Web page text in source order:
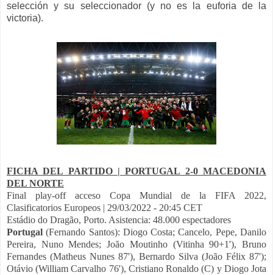
selección y su seleccionador (y no es la euforia de la
victoria).
FICHA DEL PARTIDO | PORTUGAL 2-0 MACEDONIA
DEL NORTE
Final play-off acceso Copa Mundial de la FIFA 2022,
Clasificatorios Europeos | 29/03/2022 - 20:45 CET
Estádio do Dragão, Porto. Asistencia: 48.000 espectadores
Portugal(Fernando Santos): Diogo Costa; Cancelo, Pepe, Danilo
Pereira, Nuno Mendes; João Moutinho (Vitinha 90+1'), Bruno
Fernandes (Matheus Nunes 87'), Bernardo Silva (João Félix 87');
Otávio (William Carvalho 76'), Cristiano Ronaldo (C) y Diogo Jota